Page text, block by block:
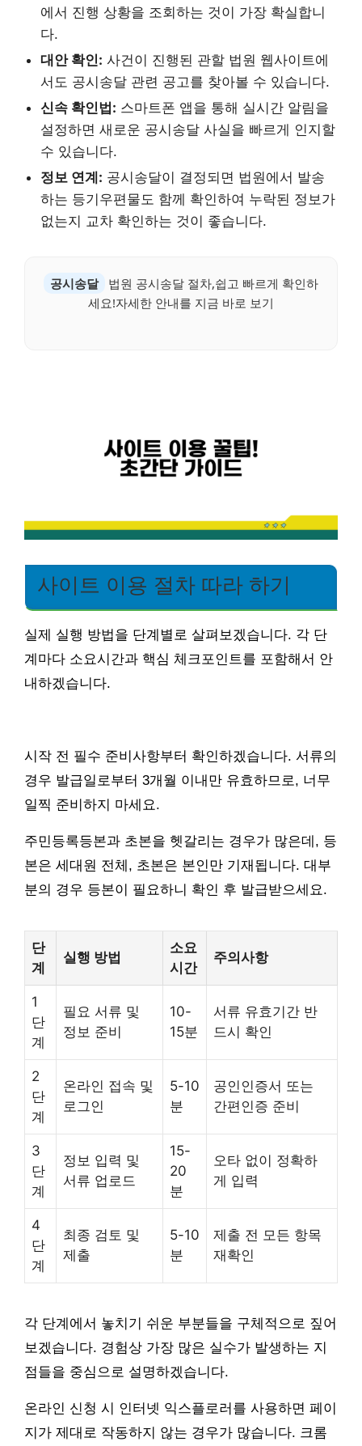
에서 진행 상황을 조회하는 것이 가장 확실합니
다.
대안 확인: 사건이 진행된 관할 법원 웹사이트에
서도 공시송달 관련 공고를 찾아볼 수 있습니다.
신속 확인법: 스마트폰 앱을 통해 실시간 알림을
설정하면 새로운 공시송달 사실을 빠르게 인지할
수 있습니다.
정보 연계: 공시송달이 결정되면 법원에서 발송
하는 등기우편물도 함께 확인하여 누락된 정보가
없는지 교차 확인하는 것이 좋습니다.
공시송달
법원 공시송달 절차,쉽고 빠르게 확인하
세요!자세한 안내를 지금 바로 보기
사이트 이용 절차 따라 하기
실제 실행 방법을 단계별로 살펴보겠습니다. 각 단
계마다 소요시간과 핵심 체크포인트를 포함해서 안
내하겠습니다.
시작 전 필수 준비사항부터 확인하겠습니다. 서류의
경우 발급일로부터 3개월 이내만 유효하므로, 너무
일찍 준비하지 마세요.
주민등록등본과 초본을 헷갈리는 경우가 많은데, 등
본은 세대원 전체, 초본은 본인만 기재됩니다. 대부
분의 경우 등본이 필요하니 확인 후 발급받으세요.
단
계
실행 방법
소요
시간
주의사항
1
단
계
필요 서류 및
정보 준비
10-
15분
서류 유효기간 반
드시 확인
2
단
계
온라인 접속 및
로그인
5-10
분
공인인증서 또는
간편인증 준비
3
단
계
정보 입력 및
서류 업로드
15-
20
분
오타 없이 정확하
게 입력
4
단
계
최종 검토 및
제출
5-10
분
제출 전 모든 항목
재확인
각 단계에서 놓치기 쉬운 부분들을 구체적으로 짚어
보겠습니다. 경험상 가장 많은 실수가 발생하는 지
점들을 중심으로 설명하겠습니다.
온라인 신청 시 인터넷 익스플로러를 사용하면 페이
지가 제대로 작동하지 않는 경우가 많습니다. 크롬